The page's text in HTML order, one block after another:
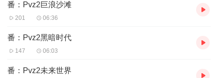
番：Pvz2巨浪沙滩
201 06:36
番：Pvz2黑暗时代
147 06:03
番：Pvz2未来世界